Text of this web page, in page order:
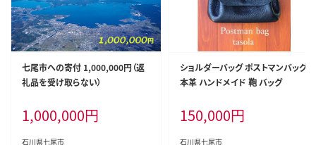
七尾市への寄付 1,000,000円（返
礼品を受け取らない）
1,000,000円
石川県七尾市
ショルダーバッグ ポストマンバッグ
本革 ハンドメイド 鞄 バッグ
150,000円
石川県七尾市